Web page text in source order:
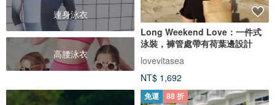
連身泳衣
高腰泳衣
Long Weekend Love：一件式
泳裝，褲管處帶有荷葉邊設計
lovevitasea
NT$ 1,692
免運 88 折